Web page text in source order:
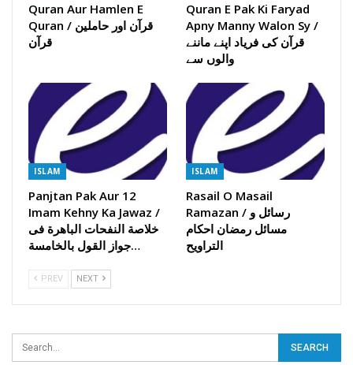
Quran Aur Hamlen E
Quran / قرآن اور حاملین
قرآن
Quran E Pak Ki Faryad
Apny Manny Walon Sy /
قرآن کی فریاد اپنے ماننے
والوں سے
ISLAM
Panjtan Pak Aur 12
Imam Kehny Ka Jawaz /
خلاصة النفحات الباھرة فی
جواز القول بالخامسة…
ISLAM
Rasail O Masail
Ramazan / رسائل و
مسائل رمضان احکام
التراویح
PREV NEXT